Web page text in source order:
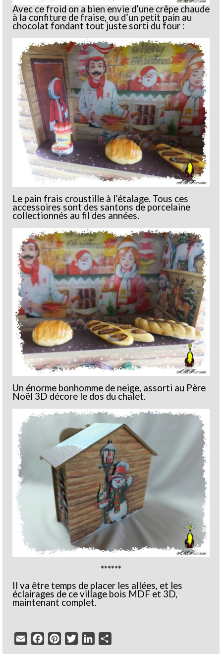
Avec ce froid on a bien envie d’une crêpe chaude
à la confiture de fraise, ou d’un petit pain au
chocolat fondant tout juste sorti du four :
Le pain frais croustille à l’étalage. Tous ces
accessoires sont des santons de porcelaine
collectionnés au fil des années.
Un énorme bonhomme de neige, assorti au Père
Noël 3D décore le dos du chalet.
******
Il va être temps de placer les allées, et les
éclairages de ce village bois MDF et 3D,
maintenant complet.
Email FacebookPinterestTwitterLinkedIn